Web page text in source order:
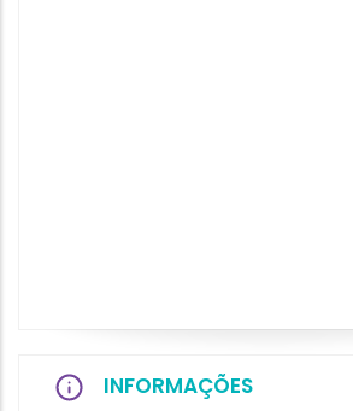
INFORMAÇÕES